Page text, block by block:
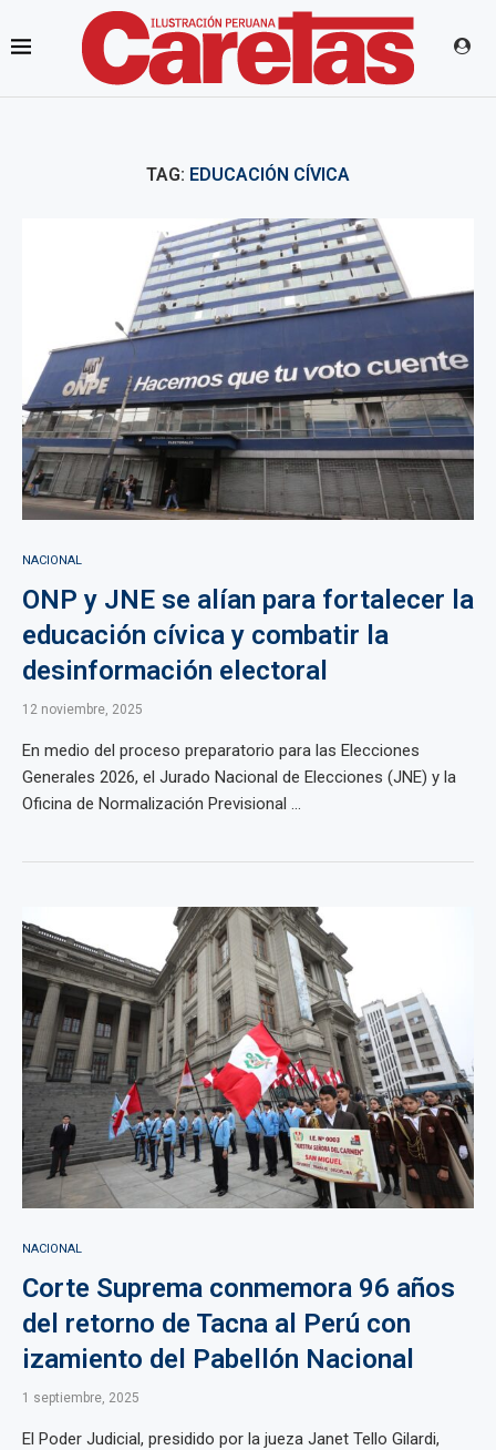
TAG: EDUCACIÓN CÍVICA
NACIONAL
ONP y JNE se alían para fortalecer la
educación cívica y combatir la
desinformación electoral
12 noviembre, 2025
En medio del proceso preparatorio para las Elecciones
Generales 2026, el Jurado Nacional de Elecciones (JNE) y la
Oficina de Normalización Previsional ...
NACIONAL
Corte Suprema conmemora 96 años
del retorno de Tacna al Perú con
izamiento del Pabellón Nacional
1 septiembre, 2025
El Poder Judicial, presidido por la jueza Janet Tello Gilardi,